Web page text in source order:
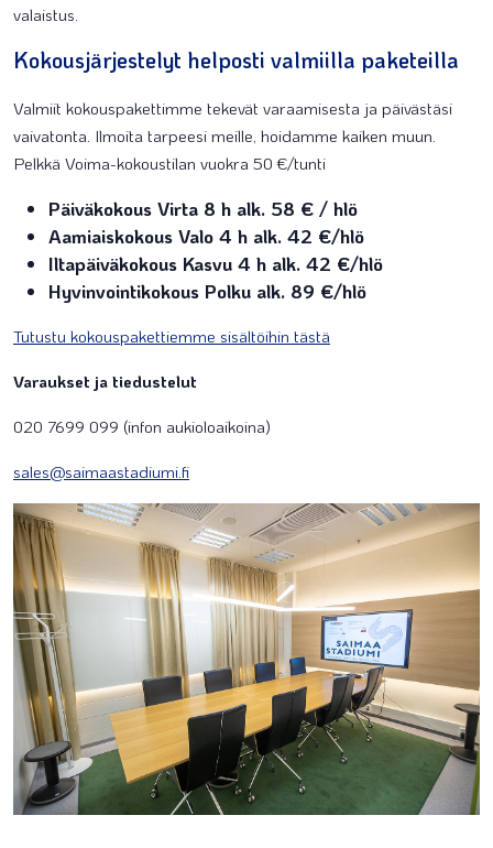
valaistus.
Kokousjärjestelyt helposti valmiilla paketeilla
Valmiit kokouspakettimme tekevät varaamisesta ja päivästäsi
vaivatonta. Ilmoita tarpeesi meille, hoidamme kaiken muun.
Pelkkä Voima-kokoustilan vuokra 50 €/tunti
Päiväkokous Virta 8 h alk. 58 € / hlö
Aamiaiskokous Valo 4 h alk. 42 €/hlö
Iltapäiväkokous Kasvu 4 h alk. 42 €/hlö
Hyvinvointikokous Polku alk. 89 €/hlö
Tutustu kokouspakettiemme sisältöihin tästä
Varaukset ja tiedustelut
020 7699 099 (infon aukioloaikoina)
sales@saimaastadiumi.fi